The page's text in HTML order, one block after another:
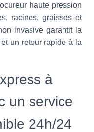
haute pression
racines, graisses et
invasive garantit la
un retour rapide à la
à
un service
24h/24